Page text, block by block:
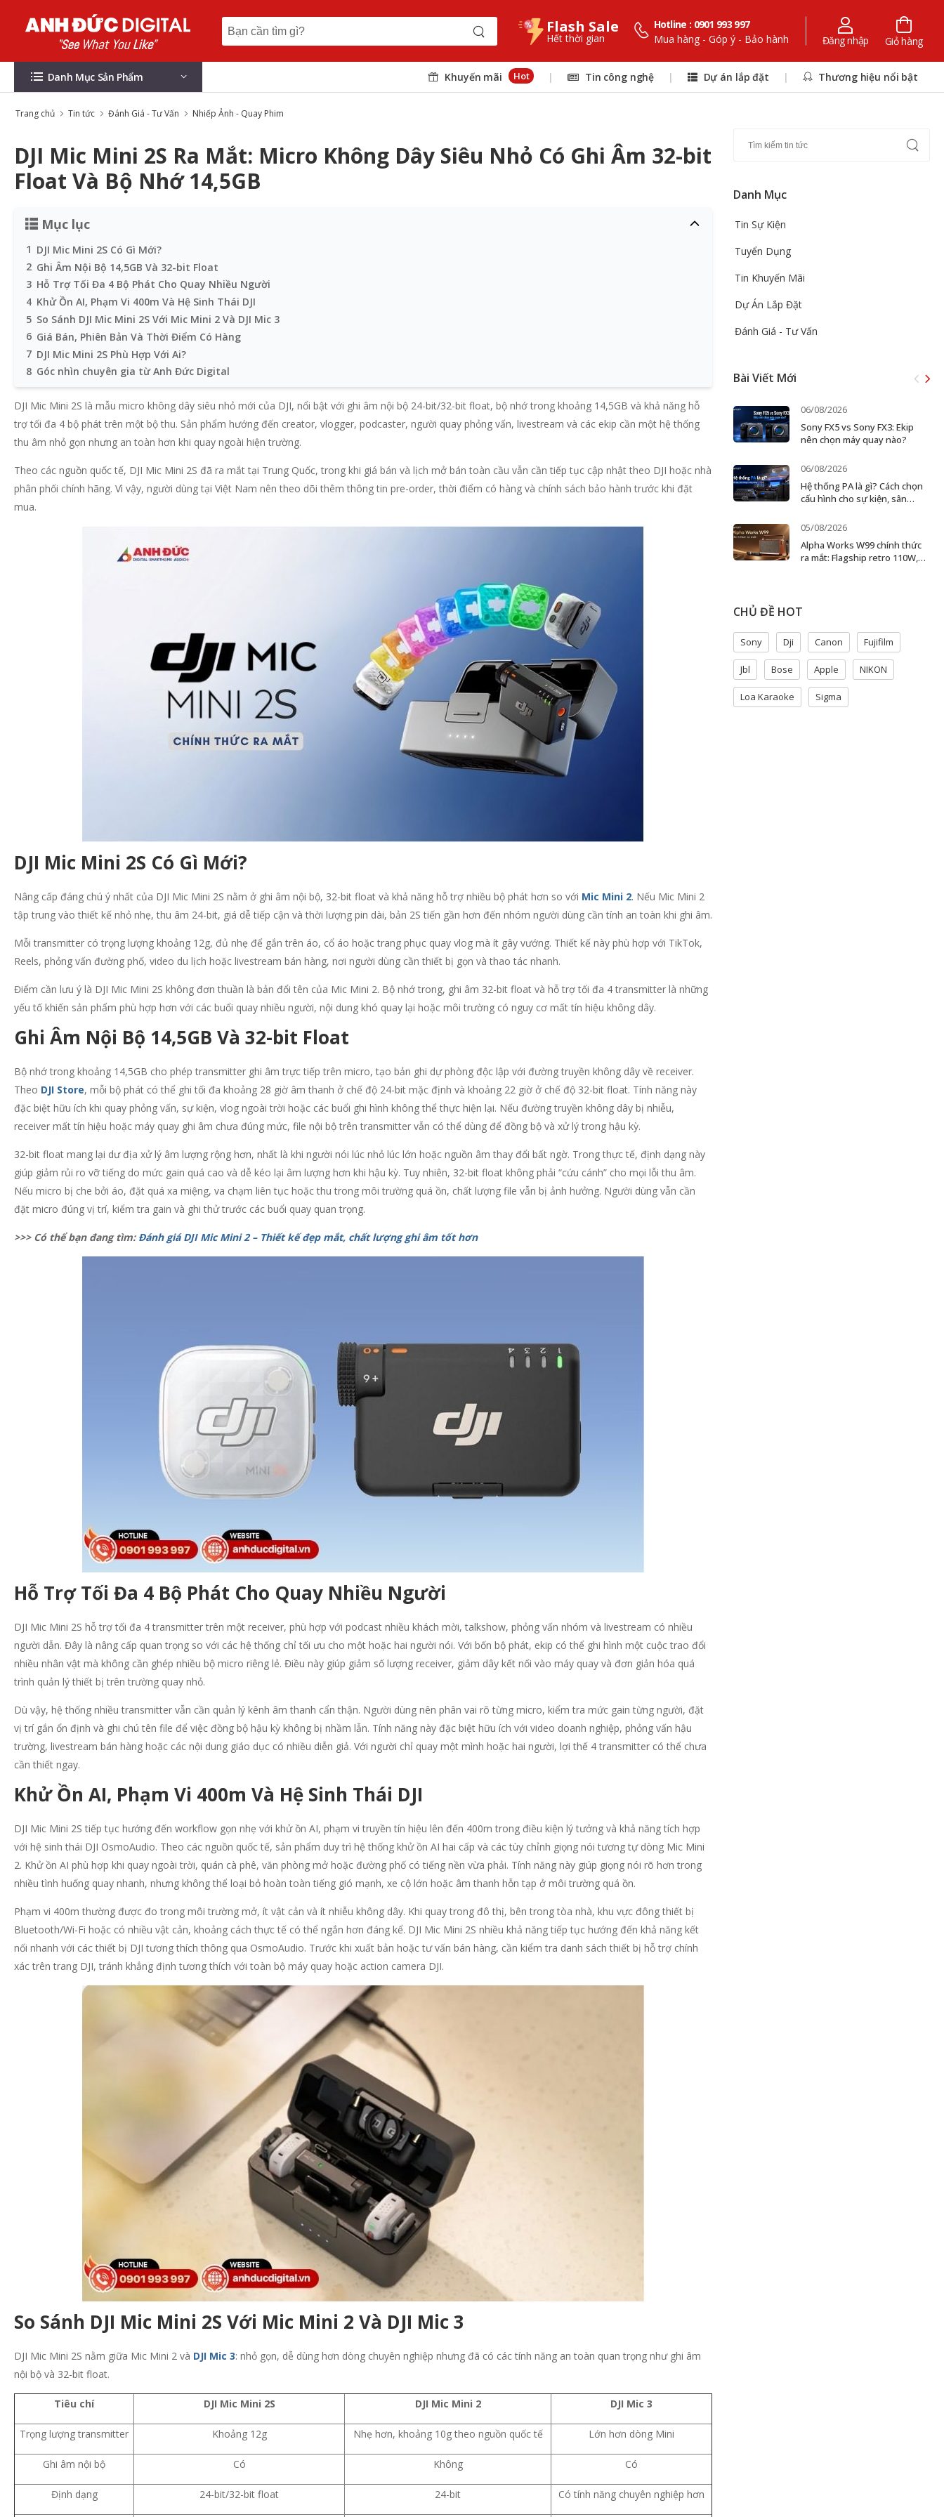
Flash Sale
Hết thời gian
Hotline : 0901 993 997
Mua hàng - Góp ý - Bảo hành
Đăng nhập Giỏ hàng
Danh Mục Sản Phẩm Khuyến mãi Hot | Tin công nghệ | Dự án lắp đặt | Thương hiệu nổi bật
Trang chủ Tin tức Đánh Giá - Tư Vấn Nhiếp Ảnh - Quay Phim
DJI Mic Mini 2S Ra Mắt: Micro Không Dây Siêu Nhỏ Có Ghi Âm 32-bit
Float Và Bộ Nhớ 14,5GB
Mục lục
1 DJI Mic Mini 2S Có Gì Mới?
2 Ghi Âm Nội Bộ 14,5GB Và 32-bit Float
3 Hỗ Trợ Tối Đa 4 Bộ Phát Cho Quay Nhiều Người
4 Khử Ồn AI, Phạm Vi 400m Và Hệ Sinh Thái DJI
5 So Sánh DJI Mic Mini 2S Với Mic Mini 2 Và DJI Mic 3
6 Giá Bán, Phiên Bản Và Thời Điểm Có Hàng
7 DJI Mic Mini 2S Phù Hợp Với Ai?
8 Góc nhìn chuyên gia từ Anh Đức Digital
DJI Mic Mini 2S là mẫu micro không dây siêu nhỏ mới của DJI, nổi bật với ghi âm nội bộ 24-bit/32-bit float, bộ nhớ trong khoảng 14,5GB và khả năng hỗ
trợ tối đa 4 bộ phát trên một bộ thu. Sản phẩm hướng đến creator, vlogger, podcaster, người quay phỏng vấn, livestream và các ekip cần một hệ thống
thu âm nhỏ gọn nhưng an toàn hơn khi quay ngoài hiện trường.
Theo các nguồn quốc tế, DJI Mic Mini 2S đã ra mắt tại Trung Quốc, trong khi giá bán và lịch mở bán toàn cầu vẫn cần tiếp tục cập nhật theo DJI hoặc nhà
phân phối chính hãng. Vì vậy, người dùng tại Việt Nam nên theo dõi thêm thông tin pre-order, thời điểm có hàng và chính sách bảo hành trước khi đặt
mua.
DJI Mic Mini 2S Có Gì Mới?
Nâng cấp đáng chú ý nhất của DJI Mic Mini 2S nằm ở ghi âm nội bộ, 32-bit float và khả năng hỗ trợ nhiều bộ phát hơn so với Mic Mini 2. Nếu Mic Mini 2
tập trung vào thiết kế nhỏ nhẹ, thu âm 24-bit, giá dễ tiếp cận và thời lượng pin dài, bản 2S tiến gần hơn đến nhóm người dùng cần tính an toàn khi ghi âm.
Mỗi transmitter có trọng lượng khoảng 12g, đủ nhẹ để gắn trên áo, cổ áo hoặc trang phục quay vlog mà ít gây vướng. Thiết kế này phù hợp với TikTok,
Reels, phỏng vấn đường phố, video du lịch hoặc livestream bán hàng, nơi người dùng cần thiết bị gọn và thao tác nhanh.
Điểm cần lưu ý là DJI Mic Mini 2S không đơn thuần là bản đổi tên của Mic Mini 2. Bộ nhớ trong, ghi âm 32-bit float và hỗ trợ tối đa 4 transmitter là những
yếu tố khiến sản phẩm phù hợp hơn với các buổi quay nhiều người, nội dung khó quay lại hoặc môi trường có nguy cơ mất tín hiệu không dây.
Ghi Âm Nội Bộ 14,5GB Và 32-bit Float
Bộ nhớ trong khoảng 14,5GB cho phép transmitter ghi âm trực tiếp trên micro, tạo bản ghi dự phòng độc lập với đường truyền không dây về receiver.
Theo DJI Store, mỗi bộ phát có thể ghi tối đa khoảng 28 giờ âm thanh ở chế độ 24-bit mặc định và khoảng 22 giờ ở chế độ 32-bit float. Tính năng này
đặc biệt hữu ích khi quay phỏng vấn, sự kiện, vlog ngoài trời hoặc các buổi ghi hình không thể thực hiện lại. Nếu đường truyền không dây bị nhiễu,
receiver mất tín hiệu hoặc máy quay ghi âm chưa đúng mức, file nội bộ trên transmitter vẫn có thể dùng để đồng bộ và xử lý trong hậu kỳ.
32-bit float mang lại dư địa xử lý âm lượng rộng hơn, nhất là khi người nói lúc nhỏ lúc lớn hoặc nguồn âm thay đổi bất ngờ. Trong thực tế, định dạng này
giúp giảm rủi ro vỡ tiếng do mức gain quá cao và dễ kéo lại âm lượng hơn khi hậu kỳ. Tuy nhiên, 32-bit float không phải “cứu cánh” cho mọi lỗi thu âm.
Nếu micro bị che bởi áo, đặt quá xa miệng, va chạm liên tục hoặc thu trong môi trường quá ồn, chất lượng file vẫn bị ảnh hưởng. Người dùng vẫn cần
đặt micro đúng vị trí, kiểm tra gain và ghi thử trước các buổi quay quan trọng.
>>> Có thể bạn đang tìm: Đánh giá DJI Mic Mini 2 – Thiết kế đẹp mắt, chất lượng ghi âm tốt hơn
Hỗ Trợ Tối Đa 4 Bộ Phát Cho Quay Nhiều Người
DJI Mic Mini 2S hỗ trợ tối đa 4 transmitter trên một receiver, phù hợp với podcast nhiều khách mời, talkshow, phỏng vấn nhóm và livestream có nhiều
người dẫn. Đây là nâng cấp quan trọng so với các hệ thống chỉ tối ưu cho một hoặc hai người nói. Với bốn bộ phát, ekip có thể ghi hình một cuộc trao đổi
nhiều nhân vật mà không cần ghép nhiều bộ micro riêng lẻ. Điều này giúp giảm số lượng receiver, giảm dây kết nối vào máy quay và đơn giản hóa quá
trình quản lý thiết bị trên trường quay nhỏ.
Dù vậy, hệ thống nhiều transmitter vẫn cần quản lý kênh âm thanh cẩn thận. Người dùng nên phân vai rõ từng micro, kiểm tra mức gain từng người, đặt
vị trí gắn ổn định và ghi chú tên file để việc đồng bộ hậu kỳ không bị nhầm lẫn. Tính năng này đặc biệt hữu ích với video doanh nghiệp, phỏng vấn hậu
trường, livestream bán hàng hoặc các nội dung giáo dục có nhiều diễn giả. Với người chỉ quay một mình hoặc hai người, lợi thế 4 transmitter có thể chưa
cần thiết ngay.
Khử Ồn AI, Phạm Vi 400m Và Hệ Sinh Thái DJI
DJI Mic Mini 2S tiếp tục hướng đến workflow gọn nhẹ với khử ồn AI, phạm vi truyền tín hiệu lên đến 400m trong điều kiện lý tưởng và khả năng tích hợp
với hệ sinh thái DJI OsmoAudio. Theo các nguồn quốc tế, sản phẩm duy trì hệ thống khử ồn AI hai cấp và các tùy chỉnh giọng nói tương tự dòng Mic Mini
2. Khử ồn AI phù hợp khi quay ngoài trời, quán cà phê, văn phòng mở hoặc đường phố có tiếng nền vừa phải. Tính năng này giúp giọng nói rõ hơn trong
nhiều tình huống quay nhanh, nhưng không thể loại bỏ hoàn toàn tiếng gió mạnh, xe cộ lớn hoặc âm thanh hỗn tạp ở môi trường quá ồn.
Phạm vi 400m thường được đo trong môi trường mở, ít vật cản và ít nhiễu không dây. Khi quay trong đô thị, bên trong tòa nhà, khu vực đông thiết bị
Bluetooth/Wi-Fi hoặc có nhiều vật cản, khoảng cách thực tế có thể ngắn hơn đáng kể. DJI Mic Mini 2S nhiều khả năng tiếp tục hướng đến khả năng kết
nối nhanh với các thiết bị DJI tương thích thông qua OsmoAudio. Trước khi xuất bản hoặc tư vấn bán hàng, cần kiểm tra danh sách thiết bị hỗ trợ chính
xác trên trang DJI, tránh khẳng định tương thích với toàn bộ máy quay hoặc action camera DJI.
So Sánh DJI Mic Mini 2S Với Mic Mini 2 Và DJI Mic 3
DJI Mic Mini 2S nằm giữa Mic Mini 2 và DJI Mic 3: nhỏ gọn, dễ dùng hơn dòng chuyên nghiệp nhưng đã có các tính năng an toàn quan trọng như ghi âm
nội bộ và 32-bit float.
Tiêu chí DJI Mic Mini 2S DJI Mic Mini 2 DJI Mic 3
Trọng lượng transmitter Khoảng 12g Nhẹ hơn, khoảng 10g theo nguồn quốc tế Lớn hơn dòng Mini
Ghi âm nội bộ Có Không Có
Định dạng 24-bit/32-bit float 24-bit Có tính năng chuyên nghiệp hơn
Danh Mục
Tin Sự Kiện
Tuyển Dụng
Tin Khuyến Mãi
Dự Án Lắp Đặt
Đánh Giá - Tư Vấn
Bài Viết Mới
06/08/2026
Sony FX5 vs Sony FX3: Ekip
nên chọn máy quay nào?
06/08/2026
Hệ thống PA là gì? Cách chọn
cấu hình cho sự kiện, sân
05/08/2026
Alpha Works W99 chính thức
ra mắt: Flagship retro 110W,
CHỦ ĐỀ HOT
Sony Dji Canon Fujifilm
Jbl Bose Apple NIKON
Loa Karaoke Sigma